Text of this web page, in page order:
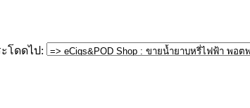
โดดไป: